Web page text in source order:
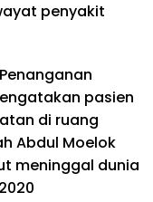
penyakit
pasien
di ruang
Abdul Moelok
meninggal dunia